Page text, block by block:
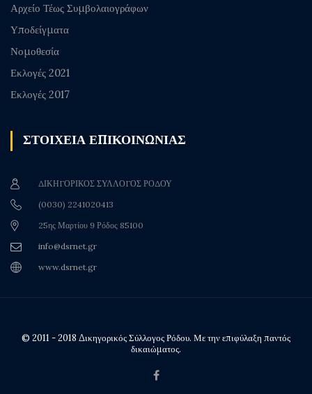
Αρχείο Τέως Συμβολαιογράφων
Υποδείγματα
Νομοθεσία
Εκλογές 2021
Εκλογές 2017
ΣΤΟΙΧΕΙΑ ΕΠΙΚΟΙΝΩΝΙΑΣ
ΔΙΚΗΓΟΡΙΚΟΣ ΣΥΛΛΟΓΟΣ ΡΟΔΟΥ
(0030) 2241020413
25ης Μαρτίου 9 Ρόδος 85100
info@dsrnet.gr
www.dsrnet.gr
© 2011 - 2018 Δικηγορικός Σύλλογος Ρόδου. Με την επιφύλαξη παντός
δικαιώματος.